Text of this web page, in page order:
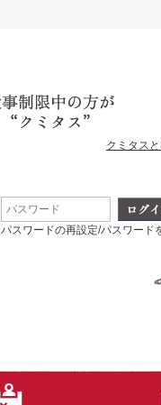
クミタス
パスワードの再設定/パスワード